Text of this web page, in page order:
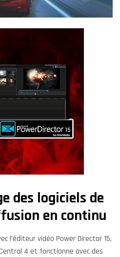
des logiciels de
en continu
l’éditeur vidéo Power Director 15,
4 et fonctionne avec des